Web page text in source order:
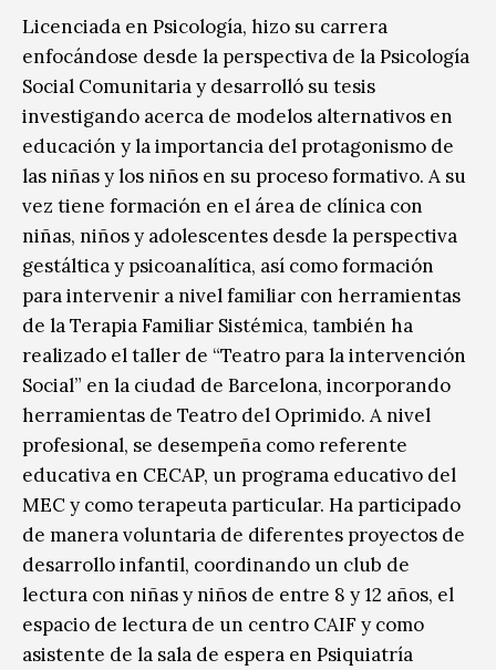
Licenciada en Psicología, hizo su carrera
enfocándose desde la perspectiva de la Psicología
Social Comunitaria y desarrolló su tesis
investigando acerca de modelos alternativos en
educación y la importancia del protagonismo de
las niñas y los niños en su proceso formativo. A su
vez tiene formación en el área de clínica con
niñas, niños y adolescentes desde la perspectiva
gestáltica y psicoanalítica, así como formación
para intervenir a nivel familiar con herramientas
de la Terapia Familiar Sistémica, también ha
realizado el taller de “Teatro para la intervención
Social” en la ciudad de Barcelona, incorporando
herramientas de Teatro del Oprimido. A nivel
profesional, se desempeña como referente
educativa en CECAP, un programa educativo del
MEC y como terapeuta particular. Ha participado
de manera voluntaria de diferentes proyectos de
desarrollo infantil, coordinando un club de
lectura con niñas y niños de entre 8 y 12 años, el
espacio de lectura de un centro CAIF y como
asistente de la sala de espera en Psiquiatría